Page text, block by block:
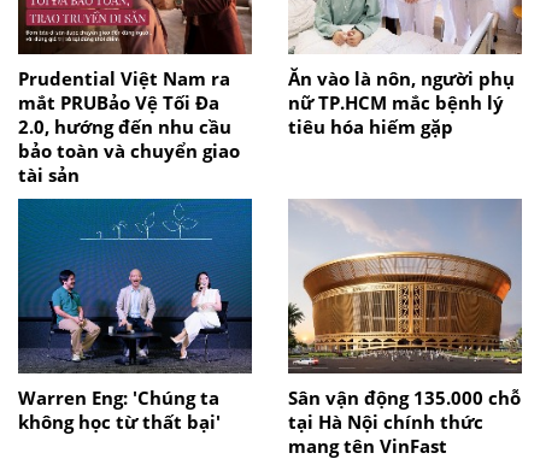
Prudential Việt Nam ra
mắt PRUBảo Vệ Tối Đa
2.0, hướng đến nhu cầu
bảo toàn và chuyển giao
tài sản
Ăn vào là nôn, người phụ
nữ TP.HCM mắc bệnh lý
tiêu hóa hiếm gặp
Warren Eng: 'Chúng ta
không học từ thất bại'
Sân vận động 135.000 chỗ
tại Hà Nội chính thức
mang tên VinFast